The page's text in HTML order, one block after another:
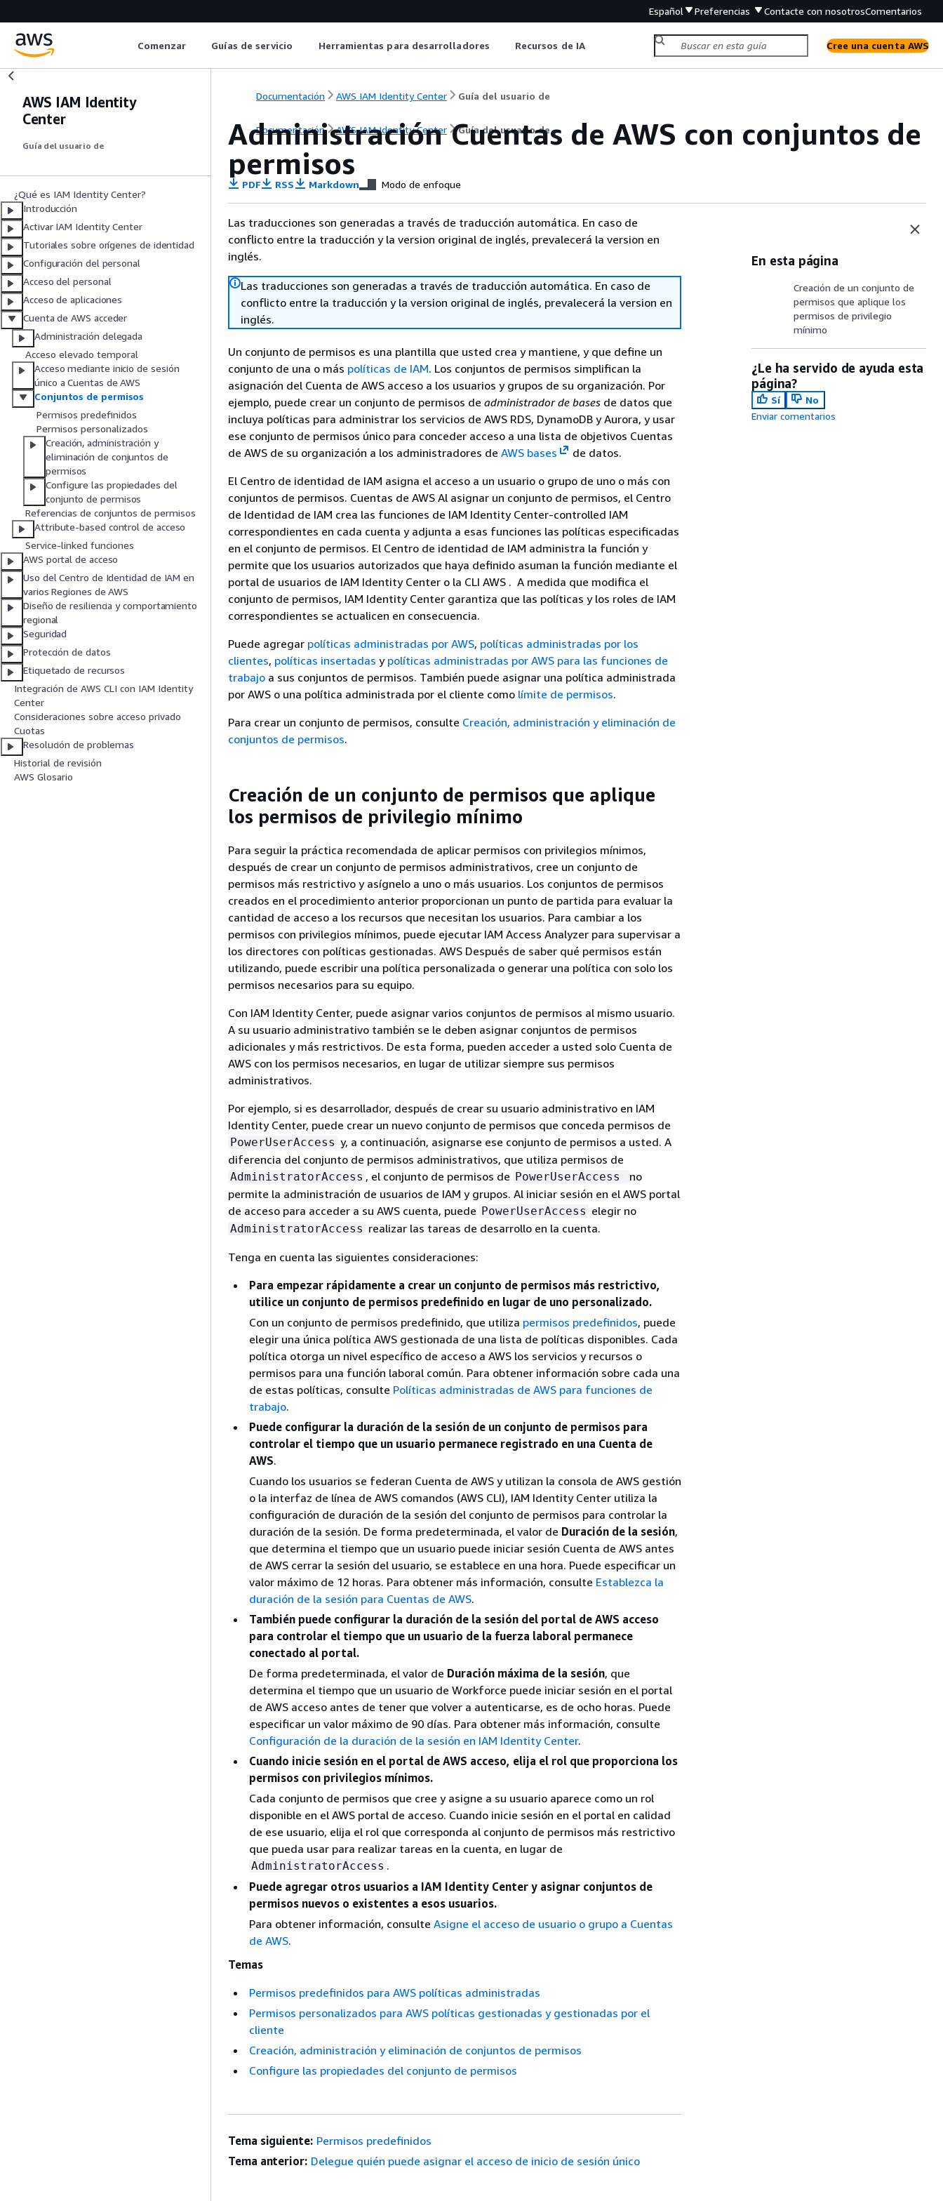
Español Preferencias Contacte con nosotrosComentarios
Comenzar Guías de servicio Herramientas para desarrolladores Recursos de IA Cree una cuenta AWS
AWS IAM Identity
Center
Guía del usuario de
¿Qué es IAM Identity Center?
Introducción
Activar IAM Identity Center
Tutoriales sobre orígenes de identidad
Configuración del personal
Acceso del personal
Acceso de aplicaciones
Cuenta de AWS acceder
Administración delegada
Acceso elevado temporal
Acceso mediante inicio de sesión
único a Cuentas de AWS
Conjuntos de permisos
Permisos predefinidos
Permisos personalizados
Creación, administración y
eliminación de conjuntos de
permisos
Configure las propiedades del
conjunto de permisos
Referencias de conjuntos de permisos
Attribute-based control de acceso
Service-linked funciones
AWS portal de acceso
Uso del Centro de Identidad de IAM en
varios Regiones de AWS
Diseño de resiliencia y comportamiento
regional
Seguridad
Protección de datos
Etiquetado de recursos
Integración de AWS CLI con IAM Identity
Center
Consideraciones sobre acceso privado
Cuotas
Resolución de problemas
Historial de revisión
AWS Glosario
Documentación AWS IAM Identity Center Guía del usuario de
Documentación AWS IAM Identity Center Guía del usuario de
Administración Cuentas de AWS con conjuntos de
permisos
PDF RSS Markdown Modo de enfoque
Las traducciones son generadas a través de traducción automática. En caso de
conflicto entre la traducción y la version original de inglés, prevalecerá la version en
inglés.
Las traducciones son generadas a través de traducción automática. En caso de
conflicto entre la traducción y la version original de inglés, prevalecerá la version en
inglés.
Un conjunto de permisos es una plantilla que usted crea y mantiene, y que define un
conjunto de una o más políticas de IAM. Los conjuntos de permisos simplifican la
asignación del Cuenta de AWS acceso a los usuarios y grupos de su organización. Por
ejemplo, puede crear un conjunto de permisos de administrador de bases de datos que
incluya políticas para administrar los servicios de AWS RDS, DynamoDB y Aurora, y usar
ese conjunto de permisos único para conceder acceso a una lista de objetivos Cuentas
de AWS de su organización a los administradores de AWS bases
de datos.
El Centro de identidad de IAM asigna el acceso a un usuario o grupo de uno o más con
conjuntos de permisos. Cuentas de AWS Al asignar un conjunto de permisos, el Centro
de Identidad de IAM crea las funciones de IAM Identity Center-controlled IAM
correspondientes en cada cuenta y adjunta a esas funciones las políticas especificadas
en el conjunto de permisos. El Centro de identidad de IAM administra la función y
permite que los usuarios autorizados que haya definido asuman la función mediante el
portal de usuarios de IAM Identity Center o la CLI AWS . A medida que modifica el
conjunto de permisos, IAM Identity Center garantiza que las políticas y los roles de IAM
correspondientes se actualicen en consecuencia.
Puede agregar políticas administradas por AWS, políticas administradas por los
clientes, políticas insertadas y políticas administradas por AWS para las funciones de
trabajo a sus conjuntos de permisos. También puede asignar una política administrada
por AWS o una política administrada por el cliente como límite de permisos.
Para crear un conjunto de permisos, consulte Creación, administración y eliminación de
conjuntos de permisos.
Creación de un conjunto de permisos que aplique
los permisos de privilegio mínimo
Para seguir la práctica recomendada de aplicar permisos con privilegios mínimos,
después de crear un conjunto de permisos administrativos, cree un conjunto de
permisos más restrictivo y asígnelo a uno o más usuarios. Los conjuntos de permisos
creados en el procedimiento anterior proporcionan un punto de partida para evaluar la
cantidad de acceso a los recursos que necesitan los usuarios. Para cambiar a los
permisos con privilegios mínimos, puede ejecutar IAM Access Analyzer para supervisar a
los directores con políticas gestionadas. AWS Después de saber qué permisos están
utilizando, puede escribir una política personalizada o generar una política con solo los
permisos necesarios para su equipo.
Con IAM Identity Center, puede asignar varios conjuntos de permisos al mismo usuario.
A su usuario administrativo también se le deben asignar conjuntos de permisos
adicionales y más restrictivos. De esta forma, pueden acceder a usted solo Cuenta de
AWS con los permisos necesarios, en lugar de utilizar siempre sus permisos
administrativos.
Por ejemplo, si es desarrollador, después de crear su usuario administrativo en IAM
Identity Center, puede crear un nuevo conjunto de permisos que conceda permisos de
PowerUserAccess y, a continuación, asignarse ese conjunto de permisos a usted. A
diferencia del conjunto de permisos administrativos, que utiliza permisos de
AdministratorAccess , el conjunto de permisos de PowerUserAccess
no
permite la administración de usuarios de IAM y grupos. Al iniciar sesión en el AWS portal
de acceso para acceder a su AWS cuenta, puede PowerUserAccess elegir no
AdministratorAccess realizar las tareas de desarrollo en la cuenta.
Tenga en cuenta las siguientes consideraciones:
Para empezar rápidamente a crear un conjunto de permisos más restrictivo,
utilice un conjunto de permisos predefinido en lugar de uno personalizado.
Con un conjunto de permisos predefinido, que utiliza permisos predefinidos, puede
elegir una única política AWS gestionada de una lista de políticas disponibles. Cada
política otorga un nivel específico de acceso a AWS los servicios y recursos o
permisos para una función laboral común. Para obtener información sobre cada una
de estas políticas, consulte Políticas administradas de AWS para funciones de
trabajo.
Puede configurar la duración de la sesión de un conjunto de permisos para
controlar el tiempo que un usuario permanece registrado en una Cuenta de
AWS.
Cuando los usuarios se federan Cuenta de AWS y utilizan la consola de AWS gestión
o la interfaz de línea de AWS comandos (AWS CLI), IAM Identity Center utiliza la
configuración de duración de la sesión del conjunto de permisos para controlar la
duración de la sesión. De forma predeterminada, el valor de Duración de la sesión,
que determina el tiempo que un usuario puede iniciar sesión Cuenta de AWS antes
de AWS cerrar la sesión del usuario, se establece en una hora. Puede especificar un
valor máximo de 12 horas. Para obtener más información, consulte Establezca la
duración de la sesión para Cuentas de AWS.
También puede configurar la duración de la sesión del portal de AWS acceso
para controlar el tiempo que un usuario de la fuerza laboral permanece
conectado al portal.
De forma predeterminada, el valor de Duración máxima de la sesión, que
determina el tiempo que un usuario de Workforce puede iniciar sesión en el portal
de AWS acceso antes de tener que volver a autenticarse, es de ocho horas. Puede
especificar un valor máximo de 90 días. Para obtener más información, consulte
Configuración de la duración de la sesión en IAM Identity Center.
Cuando inicie sesión en el portal de AWS acceso, elija el rol que proporciona los
permisos con privilegios mínimos.
Cada conjunto de permisos que cree y asigne a su usuario aparece como un rol
disponible en el AWS portal de acceso. Cuando inicie sesión en el portal en calidad
de ese usuario, elija el rol que corresponda al conjunto de permisos más restrictivo
que pueda usar para realizar tareas en la cuenta, en lugar de
AdministratorAccess .
Puede agregar otros usuarios a IAM Identity Center y asignar conjuntos de
permisos nuevos o existentes a esos usuarios.
Para obtener información, consulte Asigne el acceso de usuario o grupo a Cuentas
de AWS.
Temas
Permisos predefinidos para AWS políticas administradas
Permisos personalizados para AWS políticas gestionadas y gestionadas por el
cliente
Creación, administración y eliminación de conjuntos de permisos
Configure las propiedades del conjunto de permisos
En esta página
Creación de un conjunto de
permisos que aplique los
permisos de privilegio
mínimo
¿Le ha servido de ayuda esta
página?
Sí
No
Enviar comentarios
Tema siguiente: Permisos predefinidos
Tema anterior: Delegue quién puede asignar el acceso de inicio de sesión único